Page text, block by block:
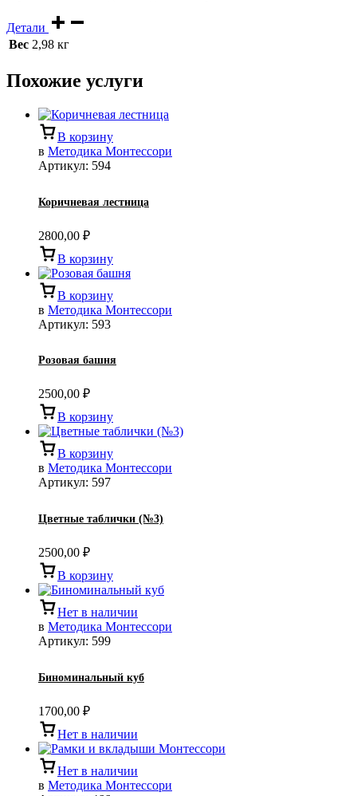
Детали
Вес 2,98 кг
Похожие услуги
В корзину
в Методика Монтессори
Артикул: 594
Коричневая лестница
2800,00 ₽
В корзину
В корзину
в Методика Монтессори
Артикул: 593
Розовая башня
2500,00 ₽
В корзину
В корзину
в Методика Монтессори
Артикул: 597
Цветные таблички (№3)
2500,00 ₽
В корзину
Нет в наличии
в Методика Монтессори
Артикул: 599
Биноминальный куб
1700,00 ₽
Нет в наличии
Нет в наличии
в Методика Монтессори